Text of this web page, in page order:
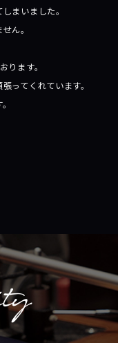
まいました。
ん。
ります。
ってくれています。